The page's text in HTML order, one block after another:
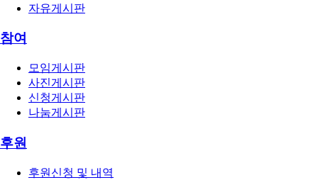
자유게시판
참여
모임게시판
사진게시판
신청게시판
나눔게시판
후원
후원신청 및 내역